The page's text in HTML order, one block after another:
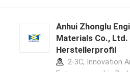
Anhui Zhonglu
Materials Co., Ltd.
Herstellerprofil
2-3C, Innovation